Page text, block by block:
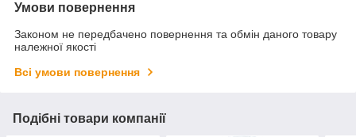
Умови повернення
Законом не передбачено повернення та обмін даного товару
належної якості
Всі умови повернення
Подібні товари компанії